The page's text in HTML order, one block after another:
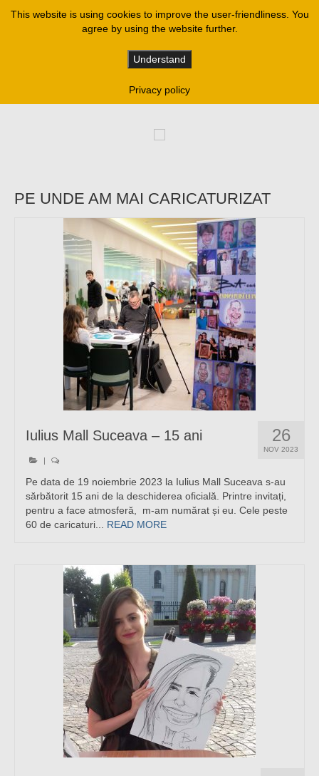
Mărturii de nuntă,
caricaturi
Caricatură pentru o amintire de la nunta
PE UNDE AM MAI CARICATURIZAT
26
NOV 2023
Iulius Mall Suceava – 15 ani
|
Pe data de 19 noiembrie 2023 la Iulius Mall Suceava s-au
sărbătorit 15 ani de la deschiderea oficială. Printre invitați,
pentru a face atmosferă, m-am numărat și eu. Cele peste
60 de caricaturi... READ MORE
This website is using cookies to improve the user-friendliness. You
agree by using the website further.
Understand
Privacy policy